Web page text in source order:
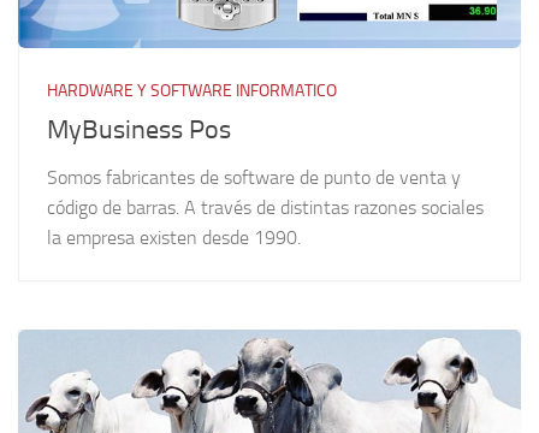
HARDWARE Y SOFTWARE INFORMATICO
MyBusiness Pos
Somos fabricantes de software de punto de venta y
código de barras. A través de distintas razones sociales
la empresa existen desde 1990.